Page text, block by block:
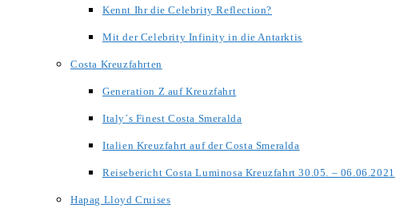
Kennt Ihr die Celebrity Reflection?
Mit der Celebrity Infinity in die Antarktis
Costa Kreuzfahrten
Generation Z auf Kreuzfahrt
Italy´s Finest Costa Smeralda
Italien Kreuzfahrt auf der Costa Smeralda
Reisebericht Costa Luminosa Kreuzfahrt 30.05. – 06.06.2021
Hapag Lloyd Cruises